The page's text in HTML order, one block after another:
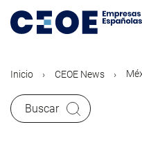
contenido
Inicio CEOE News
Buscar